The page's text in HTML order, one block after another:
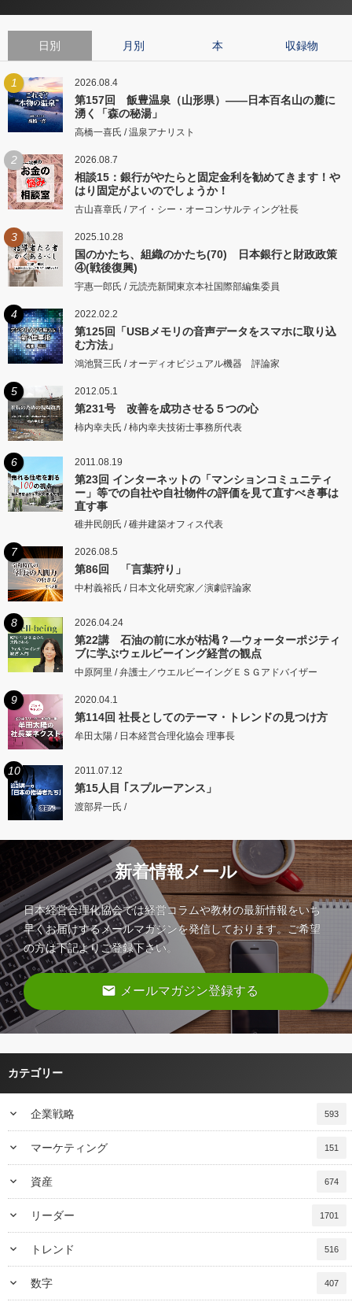
日別 月別 本 収録物
1 2026.08.4
第157回 飯豊温泉（山形県）――日本百名山の麓に
湧く「森の秘湯」
高橋一喜氏 / 温泉アナリスト
2 2026.08.7
相談15：銀行がやたらと固定金利を勧めてきます！や
はり固定がよいのでしょうか！
古山喜章氏 / アイ・シー・オーコンサルティング社長
3 2025.10.28
国のかたち、組織のかたち(70) 日本銀行と財政政策
④(戦後復興)
宇惠一郎氏 / 元読売新聞東京本社国際部編集委員
4 2022.02.2
第125回「USBメモリの音声データをスマホに取り込
む方法」
鴻池賢三氏 / オーディオビジュアル機器 評論家
5 2012.05.1
第231号 改善を成功させる５つの心
柿内幸夫氏 / 柿内幸夫技術士事務所代表
6 2011.08.19
第23回 インターネットの「マンションコミュニティ
ー」等での自社や自社物件の評価を見て直すべき事は
直す事
碓井民朗氏 / 碓井建築オフィス代表
7 2026.08.5
第86回 「言葉狩り」
中村義裕氏 / 日本文化研究家／演劇評論家
8 2026.04.24
第22講 石油の前に水が枯渇？―ウォーターポジティ
ブに学ぶウェルビーイング経営の観点
中原阿里 / 弁護士／ウエルビーイングＥＳＧアドバイザー
9 2020.04.1
第114回 社長としてのテーマ・トレンドの見つけ方
牟田太陽 / 日本経営合理化協会 理事長
10 2011.07.12
第15人目 ｢スプルーアンス」
渡部昇一氏 /
新着情報メール
日本経営合理化協会では経営コラムや教材の最新情報をいち
早くお届けするメールマガジンを発信しております。ご希望
の方は下記よりご登録下さい。
email メールマガジン登録する
カテゴリー
keyboard_arrow_down 企業戦略 593
keyboard_arrow_down マーケティング 151
keyboard_arrow_down 資産 674
keyboard_arrow_down リーダー 1701
keyboard_arrow_down トレンド 516
keyboard_arrow_down 数字 407